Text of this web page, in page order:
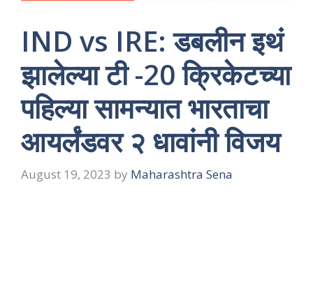
IND vs IRE: डबलीन इथं
झालेल्या टी -20 क्रिकेटच्या
पहिल्या सामन्यात भारताचा
आयर्लंडवर २ धावांनी विजय
August 19, 2023 by Maharashtra Sena